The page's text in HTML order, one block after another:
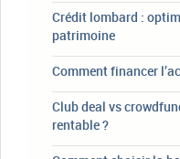
Crédit lombard :
patrimoine
Comment financer
Club deal vs
rentable ?